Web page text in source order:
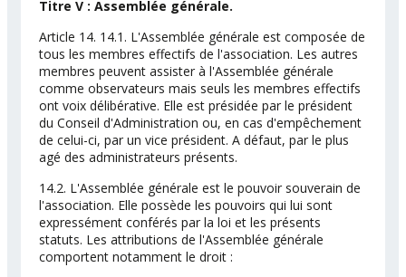
Titre V : Assemblée générale.
Article 14. 14.1. L'Assemblée générale est composée de
tous les membres effectifs de l'association. Les autres
membres peuvent assister à l'Assemblée générale
comme observateurs mais seuls les membres effectifs
ont voix délibérative. Elle est présidée par le président
du Conseil d'Administration ou, en cas d'empêchement
de celui-ci, par un vice président. A défaut, par le plus
agé des administrateurs présents.
14.2. L'Assemblée générale est le pouvoir souverain de
l'association. Elle possède les pouvoirs qui lui sont
expressément conférés par la loi et les présents
statuts. Les attributions de l'Assemblée générale
comportent notamment le droit :